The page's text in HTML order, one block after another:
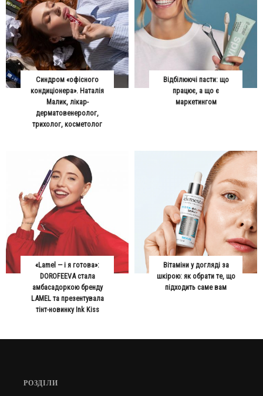
Синдром «офісного
кондиціонера». Наталія
Малик, лікар-
дерматовенеролог,
трихолог, косметолог
Відбілюючі пасти: що
працює, а що є
маркетингом
«Lamel — і я готова»:
DOROFEEVA стала
амбасадоркою бренду
LAMEL та презентувала
тінт-новинку Ink Kiss
Вітаміни у догляді за
шкірою: як обрати те, що
підходить саме вам
РОЗДІЛИ